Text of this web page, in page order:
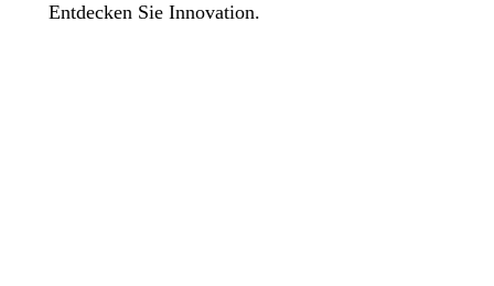
Entdecken Sie Innovation.